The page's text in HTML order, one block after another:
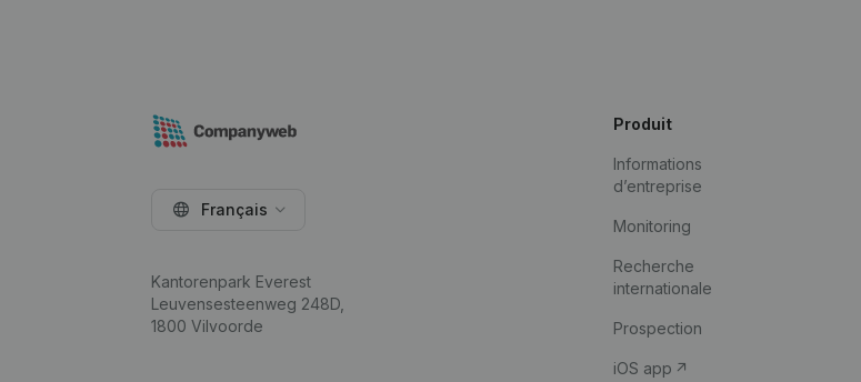
Français
Kantorenpark Everest
Leuvensesteenweg 248D,
1800 Vilvoorde
Produit
Informations
d’entreprise
Monitoring
Recherche
internationale
Prospection
iOS app